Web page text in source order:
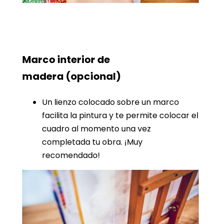
Marco interior de
madera (opcional)
Un lienzo colocado sobre un marco
facilita la pintura y te permite colocar el
cuadro al momento una vez
completada tu obra. ¡Muy
recomendado!